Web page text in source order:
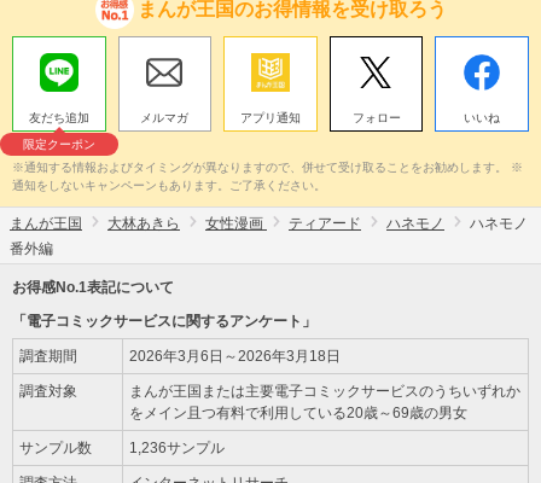
まんが王国のお得情報を受け取ろう
友だち追加
限定クーポン
メルマガ アプリ通知 フォロー いいね
※通知する情報およびタイミングが異なりますので、併せて受け取ることをお勧めします。 ※
通知をしないキャンペーンもあります。ご了承ください。
まんが王国 大林あきら 女性漫画 ティアード ハネモノ
ハネモノ
番外編
お得感No.1表記について
「電子コミックサービスに関するアンケート」
調査期間 2026年3月6日～2026年3月18日
調査対象
まんが王国または主要電子コミックサービスのうちいずれか
をメイン且つ有料で利用している20歳～69歳の男女
サンプル数 1,236サンプル